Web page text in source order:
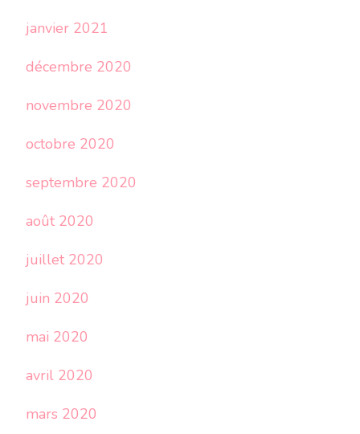
janvier 2021
décembre 2020
novembre 2020
octobre 2020
septembre 2020
août 2020
juillet 2020
juin 2020
mai 2020
avril 2020
mars 2020